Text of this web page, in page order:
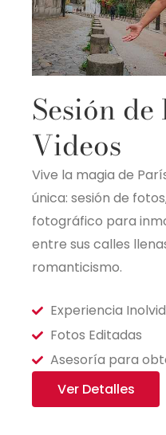
Sesión
Videos
Vive la magia de
única: sesión de
fotográfico para
entre sus calles
romanticismo.
Experiencia
Fotos Editadas
Asesoría para
Ver Detalles